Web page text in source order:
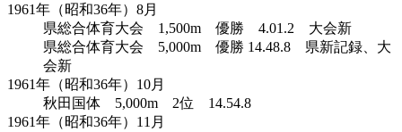
1961年（昭和36年）8月
県総合体育大会 1,500m 優勝 4.01.2 大会新
県総合体育大会 5,000m 優勝 14.48.8 県新記録、大
会新
1961年（昭和36年）10月
秋田国体 5,000m 2位 14.54.8
1961年（昭和36年）11月